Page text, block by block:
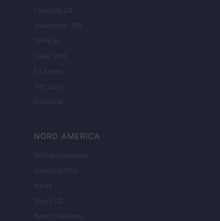
Finanzas 24
Investindo 365
Think.es
Viajar 365
ES Newz
Pet Story
Encocina
NORD AMERICA
Womanmagazine
Investing Plus
Newz
Newz US
Newz California